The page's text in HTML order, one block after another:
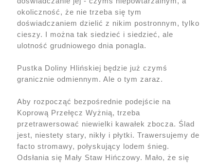
okoliczność, że nie trzeba się tym
doświadczaniem dzielić z nikim postronnym, tylko
cieszy. I można tak siedzieć i siedzieć, ale
ulotność grudniowego dnia ponagla.
Pustka Doliny Hlińskiej będzie już czymś
granicznie odmiennym. Ale o tym zaraz.
Aby rozpocząć bezpośrednie podejście na
Koprową Przełęcz Wyżnią, trzeba
przetrawersować niewielki kawałek zbocza. Ślad
jest, niestety stary, nikły i płytki. Trawersujemy de
facto stromawy, połyskujący lodem śnieg.
Odsłania się Mały Staw Hińczowy. Mało, że się